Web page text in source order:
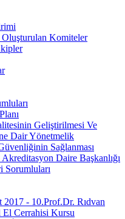
Oluşturulan Komiteler
Geliştirilmesi Ve
Dair Yönetmelik
Sağlanması
Daire Başkanlığı
Sorumluları
2017 - 10.Prof.Dr. Rıdvan
El Cerrahisi Kursu